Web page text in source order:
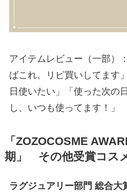
アイテムレビュー（一部）
ばこれ。リピ買いしてます
日使いたい」「使った次の
し、いつも使ってます！」
「ZOZOCOSME
期」 その他受賞コス
ラグジュアリー部門 総合大